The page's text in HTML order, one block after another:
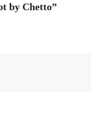
by Chetto”